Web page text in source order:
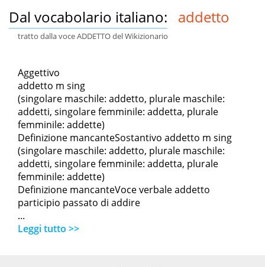
Dal vocabolario italiano: addetto
tratto dalla voce ADDETTO del Wikizionario
Aggettivo
addetto m sing
(singolare maschile: addetto, plurale maschile:
addetti, singolare femminile: addetta, plurale
femminile: addette)
Definizione mancanteSostantivo addetto m sing
(singolare maschile: addetto, plurale maschile:
addetti, singolare femminile: addetta, plurale
femminile: addette)
Definizione mancanteVoce verbale addetto
participio passato di addire
...
Leggi tutto >>